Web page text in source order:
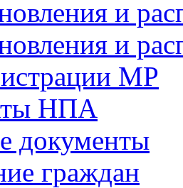
и
и
МР
НПА
документы
граждан